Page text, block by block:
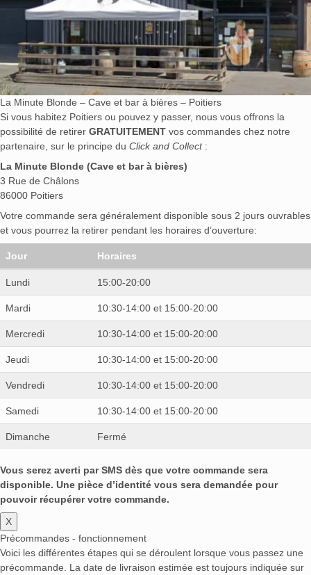
La Minute Blonde – Cave et bar à bières – Poitiers
Si vous habitez Poitiers ou pouvez y passer, nous vous offrons la
possibilité de retirer GRATUITEMENT vos commandes chez notre
partenaire, sur le principe du Click and Collect:
La Minute Blonde (Cave et bar à bières)
3 Rue de Châlons
86000 Poitiers
Votre commande sera généralement disponible sous 2 jours ouvrables
et vous pourrez la retirer pendant les horaires d’ouverture:
Jour Horaires
Lundi 15:00-20:00
Mardi 10:30-14:00 et 15:00-20:00
Mercredi 10:30-14:00 et 15:00-20:00
Jeudi 10:30-14:00 et 15:00-20:00
Vendredi 10:30-14:00 et 15:00-20:00
Samedi 10:30-14:00 et 15:00-20:00
Dimanche Fermé
Vous serez averti par SMS dès que votre commande sera
disponible. Une pièce d’identité vous sera demandée pour
pouvoir récupérer votre commande.
X
Précommandes - fonctionnement
Voici les différentes étapes qui se déroulent lorsque vous passez une
précommande. La date de livraison estimée est toujours indiquée sur